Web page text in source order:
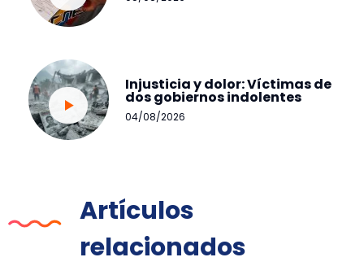
Injusticia y dolor: Víctimas de
dos gobiernos indolentes
04/08/2026
Artículos
relacionados